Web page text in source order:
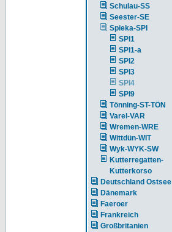
Schulau-SS
Seester-SE
Spieka-SPI
SPI1
SPI1-a
SPI2
SPI3
SPI4
SPI9
Tönning-ST-TÖN
Varel-VAR
Wremen-WRE
Wittdün-WIT
Wyk-WYK-SW
Kutterregatten-
Kutterkorso
Deutschland Ostsee
Dänemark
Faeroer
Frankreich
Großbritanien